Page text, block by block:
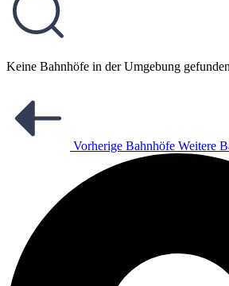
Keine Bahnhöfe in der Umgebung gefunden
Vorherige Bahnhöfe Weitere